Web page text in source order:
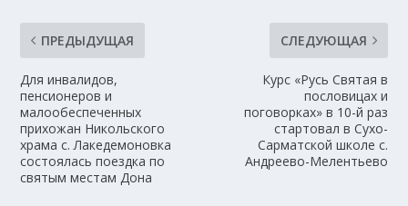
ПРЕДЫДУЩАЯ
Для инвалидов,
пенсионеров и
малообеспеченных
прихожан Никольского
храма с. Лакедемоновка
состоялась поездка по
святым местам Дона
СЛЕДУЮЩАЯ
Курс «Русь Святая в
пословицах и
поговорках» в 10-й раз
стартовал в Сухо-
Сарматской школе с.
Андреево-Мелентьево